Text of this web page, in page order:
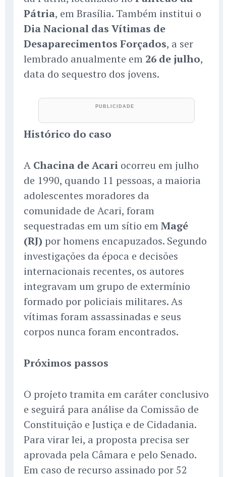
Pátria, em Brasília. Também institui o
Dia Nacional das Vítimas de
Desaparecimentos Forçados, a ser
lembrado anualmente em 26 de julho,
data do sequestro dos jovens.
Histórico do caso
A Chacina de Acari ocorreu em julho
de 1990, quando 11 pessoas, a maioria
adolescentes moradores da
comunidade de Acari, foram
sequestradas em um sítio emMagé
(RJ) por homens encapuzados. Segundo
investigações da época e decisões
internacionais recentes, os autores
integravam um grupo de extermínio
formado por policiais militares. As
vítimas foram assassinadas e seus
corpos nunca foram encontrados.
Próximos passos
O projeto tramita em caráter conclusivo
e seguirá para análise da Comissão de
Constituição e Justiça e de Cidadania.
Para virar lei, a proposta precisa ser
aprovada pela Câmara e pelo Senado.
Em caso de recurso assinado por 52